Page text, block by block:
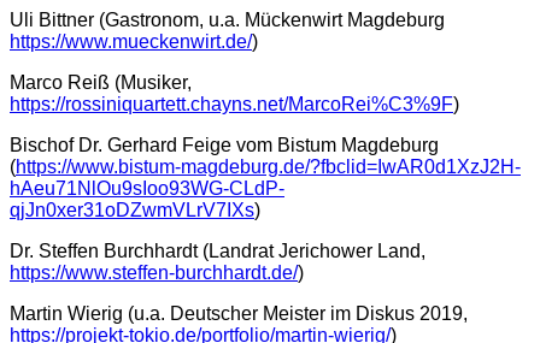
Uli Bittner (Gastronom, u.a. Mückenwirt Magdeburg
https://www.mueckenwirt.de/)
Marco Reiß (Musiker,
https://rossiniquartett.chayns.net/MarcoRei%C3%9F)
Bischof Dr. Gerhard Feige vom Bistum Magdeburg
(https://www.bistum-magdeburg.de/?fbclid=IwAR0d1XzJ2H-
hAeu71NlOu9sIoo93WG-CLdP-
qjJn0xer31oDZwmVLrV7IXs)
Dr. Steffen Burchhardt (Landrat Jerichower Land,
https://www.steffen-burchhardt.de/)
Martin Wierig (u.a. Deutscher Meister im Diskus 2019,
https://projekt-tokio.de/portfolio/martin-wierig/)